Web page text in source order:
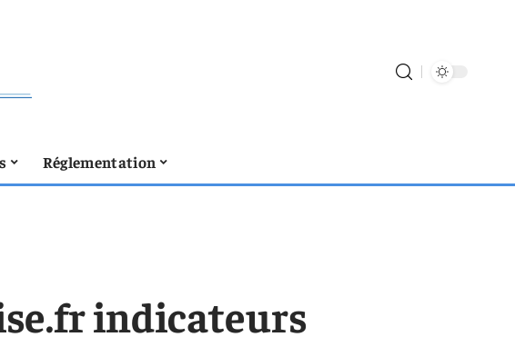
Réglementation
indicateurs